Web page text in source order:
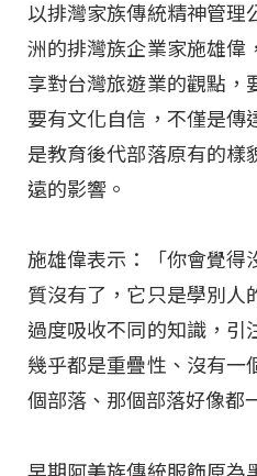
以排灣家族傳統精神管理
洲的排灣族企業家施雄偉
享對台灣旅遊業的觀點，
要有文化自信，不僅是傳
是教育後代部落原有的樣
遠的影響。
施雄偉表示：「你會覺得
質沒有了，它只是學別人
過度吸收不同的知識，引
幾乎都是重疊性、沒有一
個部落、那個部落好像都